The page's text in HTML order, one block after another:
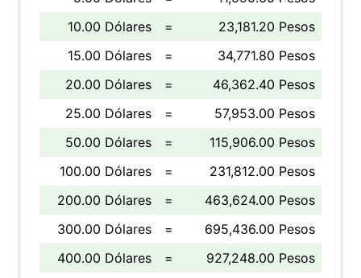
10.00 Dólares
=
23,181.20 Pesos
15.00 Dólares
=
34,771.80 Pesos
20.00 Dólares
=
46,362.40 Pesos
25.00 Dólares
=
57,953.00 Pesos
50.00 Dólares
=
115,906.00 Pesos
100.00 Dólares
=
231,812.00 Pesos
200.00 Dólares
=
463,624.00 Pesos
300.00 Dólares
=
695,436.00 Pesos
400.00 Dólares
=
927,248.00 Pesos